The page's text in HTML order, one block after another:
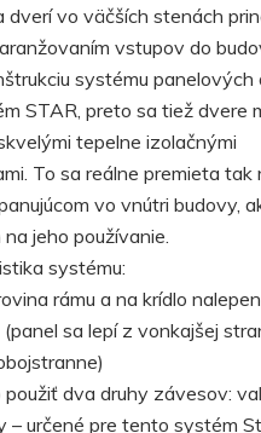
dverí vo väčších stenách
vstupov do
systému panelových
STAR, preto sa tiež dvere
tepelne izolačnými
To sa reálne premieta tak
vo vnútri budovy,
jeho používanie.
systému:
rámu a na krídlo
(panel sa lepí z vonkajšej
použiť dva druhy závesov:
– určené pre tento systém